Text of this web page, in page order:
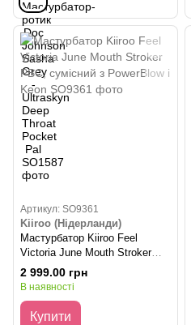
Артикул: SO9361
Kiiroo (Нідерланди)
Мастурбатор Kiiroo Feel
Victoria June Mouth Stroker
PBC, сумісний з PowerBlow і
Keon
2 999.00 грн
В наявності
Купити